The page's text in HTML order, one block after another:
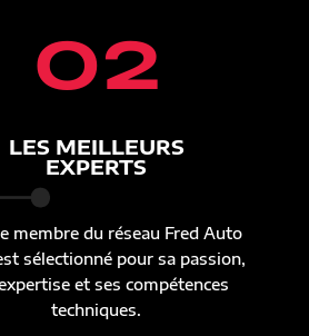
02
LES MEILLEURS
EXPERTS
membre du réseau Fred Auto
sélectionné pour sa passion,
et ses compétences
techniques.